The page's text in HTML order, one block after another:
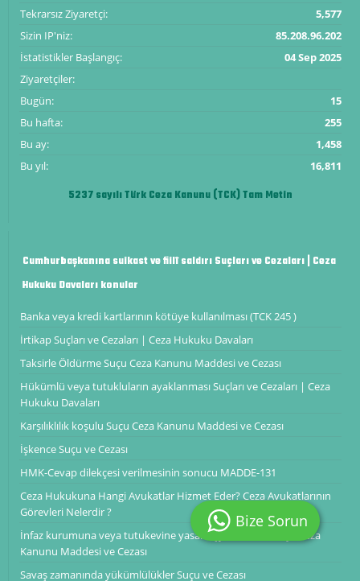
Tekrarsız Ziyaretçi:
5,577
Sizin IP'niz:
85.208.96.202
İstatistikler Başlangıç:
04 Sep 2025
Ziyaretçiler:
Bugün:
15
Bu hafta:
255
Bu ay:
1,458
Bu yıl:
16,811
5237 sayılı Türk Ceza Kanunu (TCK) Tam Metin
Cumhurbaşkanına suikast ve fiilî saldırı Suçları ve Cezaları | Ceza
Hukuku Davaları konular
Banka veya kredi kartlarının kötüye kullanılması (TCK 245 )
İrtikap Suçları ve Cezaları | Ceza Hukuku Davaları
Taksirle Öldürme Suçu Ceza Kanunu Maddesi ve Cezası
Hükümlü veya tutukluların ayaklanması Suçları ve Cezaları | Ceza
Hukuku Davaları
Karşılıklılık koşulu Suçu Ceza Kanunu Maddesi ve Cezası
İşkence Suçu ve Cezası
HMK-Cevap dilekçesi verilmesinin sonucu MADDE-131
Ceza Hukukuna Hangi Avukatlar Hizmet Eder? Ceza Avukatlarının
Görevleri Nelerdir ?
İnfaz kurumuna veya tutukevine yasak eşya sokmak Suçu Ceza
Kanunu Maddesi ve Cezası
Savaş zamanında yükümlülükler Suçu ve Cezası
Bize Sorun